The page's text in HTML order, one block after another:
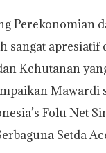
i
n
t
a
r
e
Perekonomian
sangat
Kehutanan
Mawardi
Folu Net
Setda